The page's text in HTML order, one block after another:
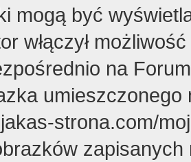
mogą być
włączył
na
strona.com/